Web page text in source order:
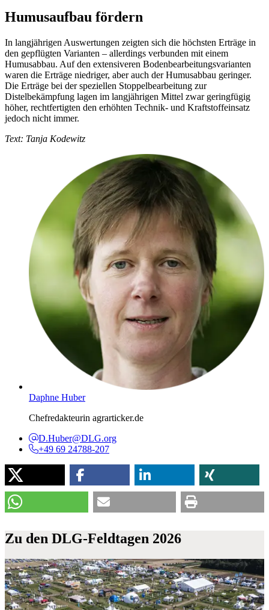
Humusaufbau fördern
In langjährigen Auswertungen zeigten sich die höchsten Erträge in
den gepflügten Varianten – allerdings verbunden mit einem
Humusabbau. Auf den extensiveren Bodenbearbeitungsvarianten
waren die Erträge niedriger, aber auch der Humusabbau geringer.
Die Erträge bei der speziellen Stoppelbearbeitung zur
Distelbekämpfung lagen im langjährigen Mittel zwar geringfügig
höher, rechtfertigten den erhöhten Technik- und Kraftstoffeinsatz
jedoch nicht immer.
Text: Tanja Kodewitz
Daphne Huber
Chefredakteurin agrarticker.de
D.Huber@DLG.org
+49 69 24788-207
Zu den DLG-Feldtagen 2026